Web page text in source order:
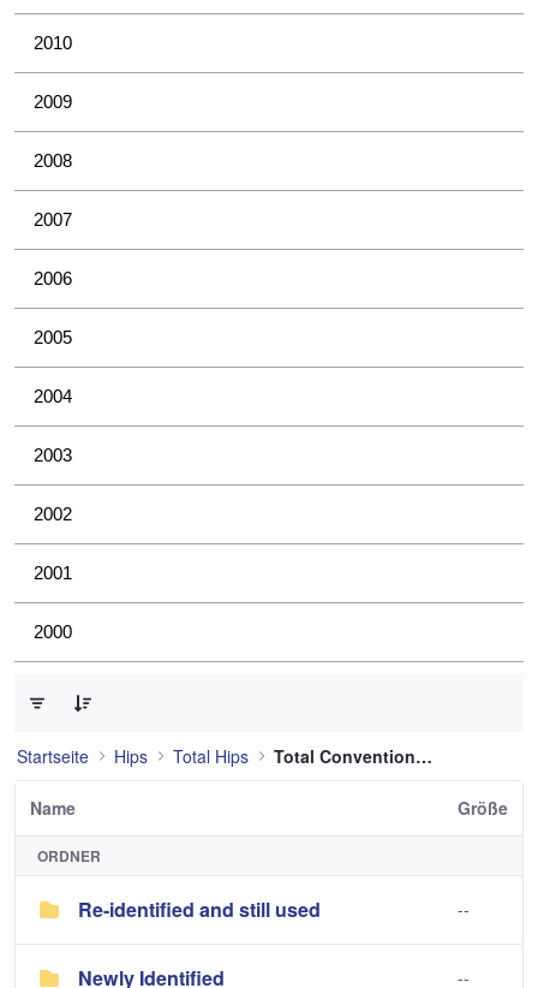
2010
2009
2008
2007
2006
2005
2004
2003
2002
2001
2000
Startseite Hips Total Hips Total Conventional Hip
Name Größe
ORDNER
Re-identified and still used --
Newly Identified --